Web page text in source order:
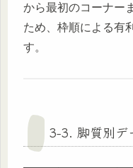
から最初のコーナー
ため、枠順による有
す。
3-3. 脚質別デ